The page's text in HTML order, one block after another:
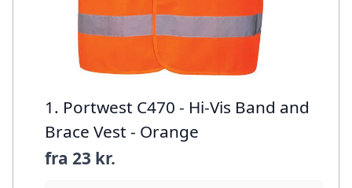
1. Portwest C470 - Hi-Vis Band and
Brace Vest - Orange
fra 23 kr.